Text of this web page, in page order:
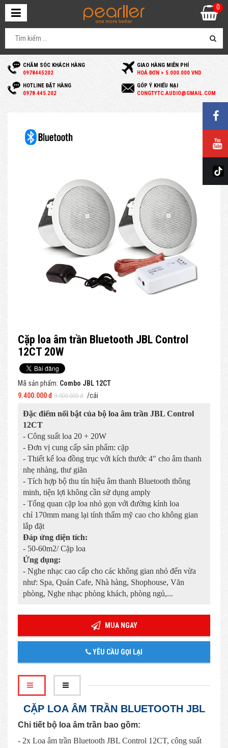
CHĂM SÓC KHÁCH HÀNG
0978445202
GIAO HÀNG MIỄN PHÍ
HOÁ ĐƠN > 5.000.000 VND
HOTLINE ĐẶT HÀNG
0978.445.202
GÓP Ý KHIẾU NẠI
CONGTYTC.AUDIO@GMAIL.COM
0
Cặp loa âm trần Bluetooth JBL Control
12CT 20W
Mã sản phẩm: Combo JBL 12CT
9.400.000 đ 9.900.000 đ /cái
Đặc điểm nổi bật của bộ loa âm trần JBL Control
12CT
- Công suất loa 20 + 20W
- Đơn vị cung cấp sản phẩm: cặp
- Thiết kế loa đồng trục với kích thước 4" cho âm thanh
nhẹ nhàng, thư giãn
- Tích hợp bộ thu tín hiệu âm thanh Bluetooth thông
minh, tiện lợi không cần sử dụng amply
- Tổng quan cặp loa nhỏ gọn với đường kính loa
chỉ 170mm mang lại tính thẩm mỹ cao cho không gian
lắp đặt
Đáp ứng diện tích:
- 50-60m2/ Cặp loa
Ứng dụng:
- Nghe nhạc cao cấp cho các không gian nhỏ đến vừa
như: Spa, Quán Cafe, Nhà hàng, Shophouse, Văn
phòng, Nghe nhạc phòng khách, phòng ngủ,...
MUA NGAY
YÊU CẦU GỌI LẠI
CẶP LOA ÂM TRẦN BLUETOOTH JBL
Chi tiết bộ loa âm trần bao gồm:
- 2x Loa âm trần Bluetooth JBL Control 12CT, công suất